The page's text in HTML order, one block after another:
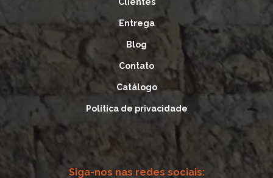
Entrega
Blog
Contato
Catálogo
Política de privacidade
Siga-nos nas redes sociais: